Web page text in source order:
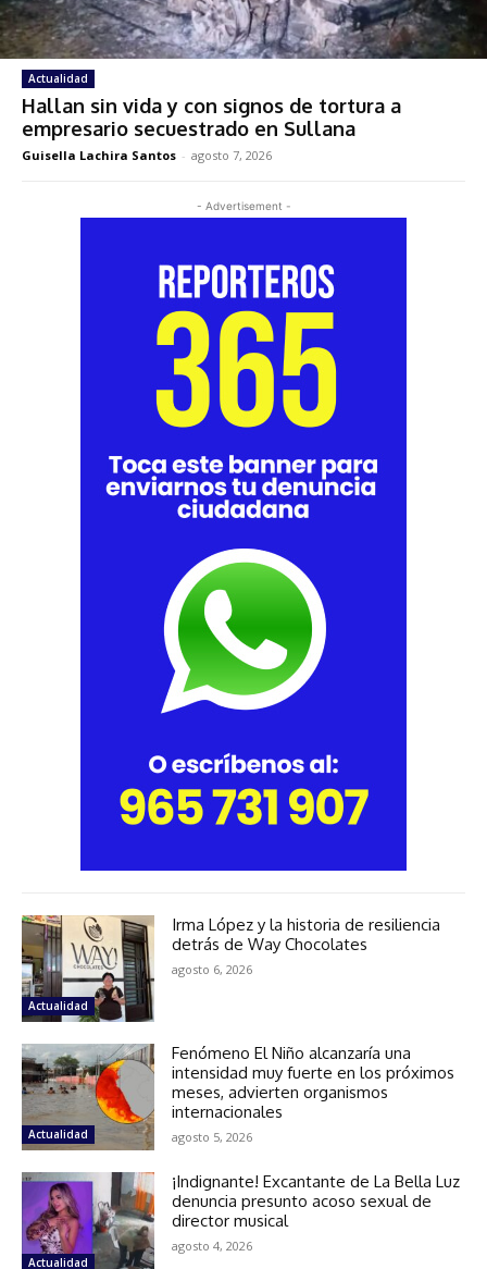
Actualidad
Hallan sin vida y con signos de tortura a
empresario secuestrado en Sullana
Guisella Lachira Santos - agosto 7, 2026
- Advertisement -
Actualidad
Irma López y la historia de resiliencia
detrás de Way Chocolates
agosto 6, 2026
Actualidad
Fenómeno El Niño alcanzaría una
intensidad muy fuerte en los próximos
meses, advierten organismos
internacionales
agosto 5, 2026
Actualidad
¡Indignante! Excantante de La Bella Luz
denuncia presunto acoso sexual de
director musical
agosto 4, 2026